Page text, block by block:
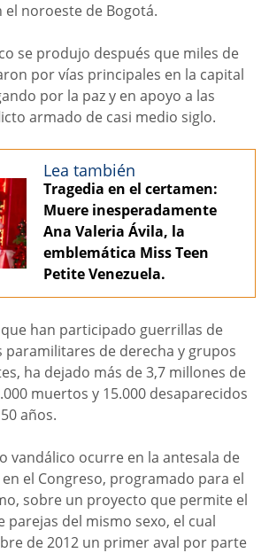
el noroeste de Bogotá.
se produjo después que miles de
por vías principales en la capital
por la paz y en apoyo a las
armado de casi medio siglo.
Lea también
Tragedia en el certamen:
Muere inesperadamente
Ana Valeria Ávila, la
emblemática Miss Teen
Petite Venezuela.
han participado guerrillas de
paramilitares de derecha y grupos
ha dejado más de 3,7 millones de
muertos y 15.000 desaparecidos
años.
vandálico ocurre en la antesala de
el Congreso, programado para el
sobre un proyecto que permite el
del mismo sexo, el cual
de 2012 un primer aval por parte